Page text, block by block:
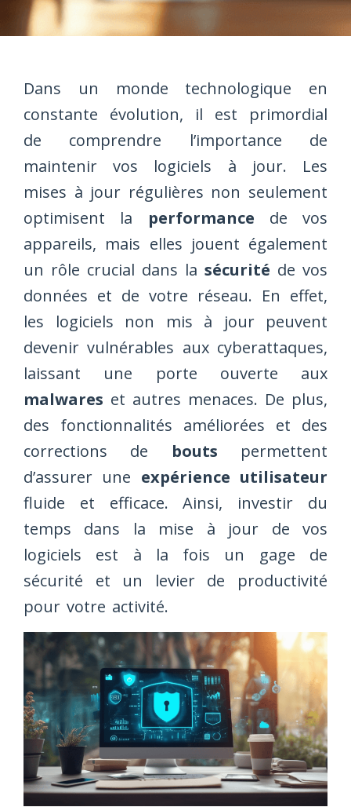
Dans un monde technologique en
constante évolution, il est primordial
de comprendre l’importance de
maintenir vos logiciels à jour. Les
mises à jour régulières non seulement
optimisent la performance de vos
appareils, mais elles jouent également
un rôle crucial dans la sécurité de vos
données et de votre réseau. En effet,
les logiciels non mis à jour peuvent
devenir vulnérables aux cyberattaques,
laissant une porte ouverte aux
malwares et autres menaces. De plus,
des fonctionnalités améliorées et des
corrections de bouts permettent
d’assurer une expérience utilisateur
fluide et efficace. Ainsi, investir du
temps dans la mise à jour de vos
logiciels est à la fois un gage de
sécurité et un levier de productivité
pour votre activité.